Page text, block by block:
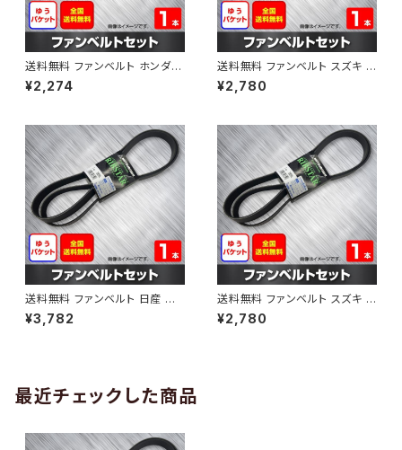
送料無料 ファンベルト ホンダ フ
ィット 型式GE6 H19.10～H25.
09 （国内トップメーカー） 1本 H
¥2,274
送料無料 ファンベルト スズキ ス
ペーシア 型式MK32S H25.03
～H30.02 （国内トップメーカ
¥2,780
送料無料 ファンベルト 日産 キ
ューブ 型式Z12 H20.11～H24.
10 （国内トップメーカー） 1本 H
¥3,782
送料無料 ファンベルト スズキ ワ
ゴンR 型式MH34S H24.09～
H29.02 （国内トップメーカー）
¥2,780
最近チェックした商品